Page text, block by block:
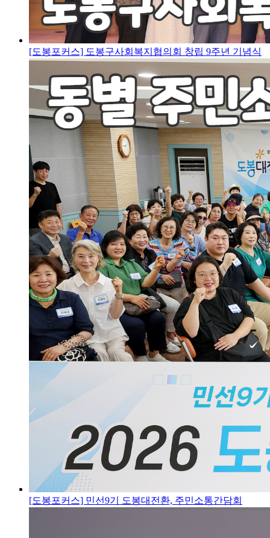
[도봉포커스] 도봉구사회복지협의회 창립 9주년 기념식
[도봉포커스] 민선9기 도봉대전환, 주민소통간담회